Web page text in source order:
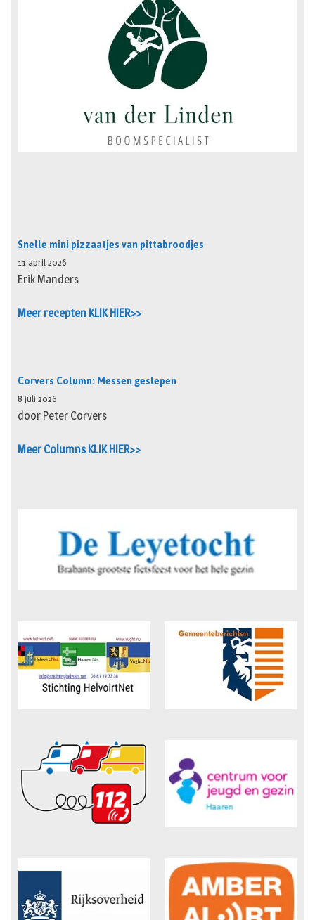
Snelle mini pizzaatjes van pittabroodjes
11 april 2026
Erik Manders
Meer recepten KLIK HIER>>
Corvers Column: Messen geslepen
8 juli 2026
door Peter Corvers
Meer Columns KLIK HIER>>